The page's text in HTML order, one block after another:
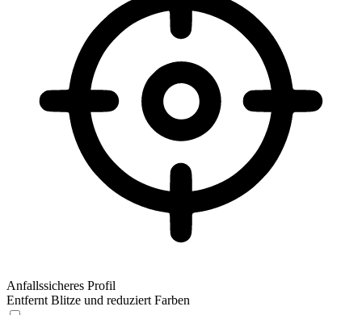
Anfallssicheres Profil
Entfernt Blitze und reduziert Farben